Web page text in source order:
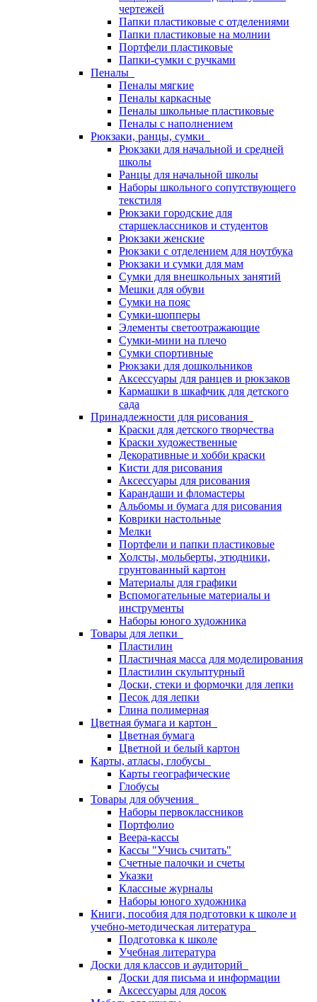
чертежей
Папки пластиковые с отделениями
Папки пластиковые на молнии
Портфели пластиковые
Папки-сумки с ручками
Пеналы
Пеналы мягкие
Пеналы каркасные
Пеналы школьные пластиковые
Пеналы с наполнением
Рюкзаки, ранцы, сумки
Рюкзаки для начальной и средней
школы
Ранцы для начальной школы
Наборы школьного сопутствующего
текстиля
Рюкзаки городские для
старшеклассников и студентов
Рюкзаки женские
Рюкзаки с отделением для ноутбука
Рюкзаки и сумки для мам
Сумки для внешкольных занятий
Мешки для обуви
Сумки на пояс
Сумки-шопперы
Элементы светоотражающие
Сумки-мини на плечо
Сумки спортивные
Рюкзаки для дошкольников
Аксессуары для ранцев и рюкзаков
Кармашки в шкафчик для детского
сада
Принадлежности для рисования
Краски для детского творчества
Краски художественные
Декоративные и хобби краски
Кисти для рисования
Аксессуары для рисования
Карандаши и фломастеры
Альбомы и бумага для рисования
Коврики настольные
Мелки
Портфели и папки пластиковые
Холсты, мольберты, этюдники,
грунтованный картон
Материалы для графики
Вспомогательные материалы и
инструменты
Наборы юного художника
Товары для лепки
Пластилин
Пластичная масса для моделирования
Пластилин скульптурный
Доски, стеки и формочки для лепки
Песок для лепки
Глина полимерная
Цветная бумага и картон
Цветная бумага
Цветной и белый картон
Карты, атласы, глобусы
Карты географические
Глобусы
Товары для обучения
Наборы первоклассников
Портфолио
Веера-кассы
Кассы "Учись считать"
Счетные палочки и счеты
Указки
Классные журналы
Наборы юного художника
Книги, пособия для подготовки к школе и
учебно-методическая литература
Подготовка к школе
Учебная литература
Доски для классов и аудиторий
Доски для письма и информации
Аксессуары для досок